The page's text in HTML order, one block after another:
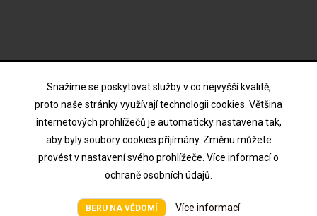
Snažíme se poskytovat služby v co nejvyšší kvalitě,
proto naše stránky využívají technologii cookies. Většina
internetových prohlížečů je automaticky nastavena tak,
aby byly soubory cookies příjímány. Změnu můžete
provést v nastavení svého prohlížeče. Více informací o
ochraně osobních údajů.
BERU NA VĚDOMÍ Více informací
Souhlasím s podmínkami a zásadami ochrany osobních
údajů
Všechna práva vyhrazena © HTV Hodina 2026